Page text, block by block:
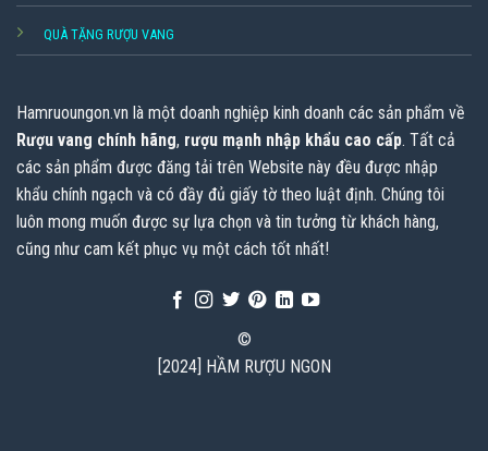
QUÀ TẶNG RƯỢU VANG
Hamruoungon.vn là một doanh nghiệp kinh doanh các sản phẩm về
Rượu vang chính hãng, rượu mạnh nhập khẩu cao cấp. Tất cả
các sản phẩm được đăng tải trên Website này đều được nhập
khẩu chính ngạch và có đầy đủ giấy tờ theo luật định. Chúng tôi
luôn mong muốn được sự lựa chọn và tin tưởng từ khách hàng,
cũng như cam kết phục vụ một cách tốt nhất!
©
[2024] HẦM RƯỢU NGON